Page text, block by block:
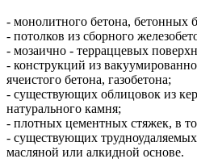
- монолитного бетона, бетонных
- потолков из сборного
- мозаично - терраццевых
- конструкций из
ячеистого бетона, газобетона;
- существующих облицовок из
натурального камня;
- плотных цементных стяжек, в
- существующих
масляной или алкидной основе.